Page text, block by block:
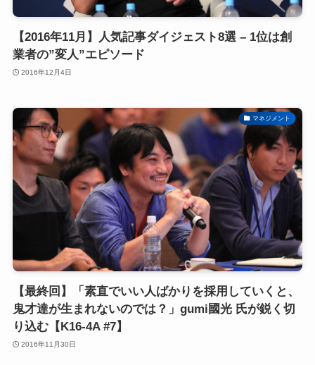
【2016年11月】人気記事ダイジェスト8選 – 1位は創
業者の”変人”エピソード
2016年12月4日
マネジメント
【最終回】「素直でいい人ばかりを採用していくと、
鬼才達が生まれないのでは？」gumi國光 氏が鋭く切
り込む【K16-4A #7】
2016年11月30日